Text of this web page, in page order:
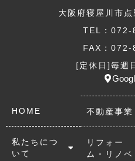
大阪府寝屋川市
TEL：072-
FAX：
[定休日]毎週
HOME
私たちにつ
いて
不動産事業
リフォー
ム・リノベ